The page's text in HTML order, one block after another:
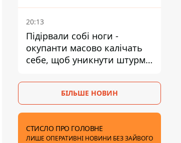
20:13
Підірвали собі ноги -
окупанти масово калічать
себе, щоб уникнути штурмів
БІЛЬШЕ НОВИН
СТИСЛО ПРО ГОЛОВНЕ
ЛИШЕ ОПЕРАТИВНІ НОВИНИ БЕЗ ЗАЙВОГО